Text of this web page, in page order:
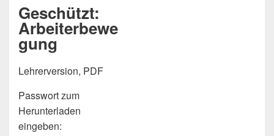
Geschützt:
Arbeiterbewe
gung
Lehrerversion, PDF
Passwort zum
Herunterladen
eingeben: